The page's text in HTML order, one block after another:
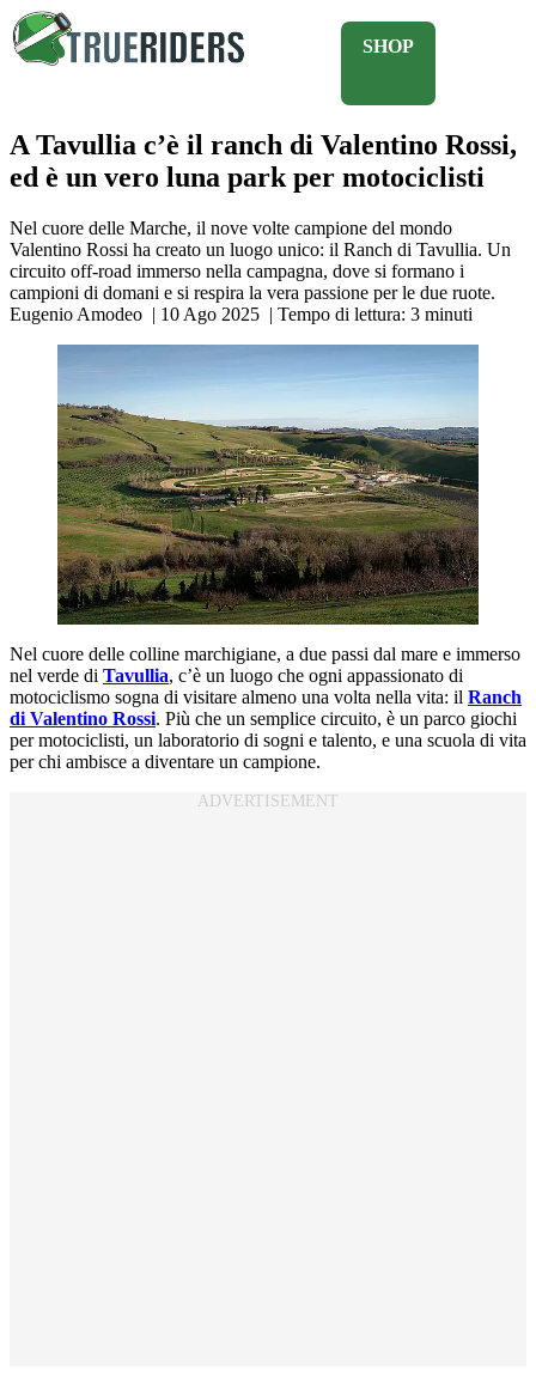
SHOP
A Tavullia c’è il ranch di Valentino Rossi,
ed è un vero luna park per motociclisti
Nel cuore delle Marche, il nove volte campione del mondo
Valentino Rossi ha creato un luogo unico: il Ranch di Tavullia. Un
circuito off-road immerso nella campagna, dove si formano i
campioni di domani e si respira la vera passione per le due ruote.
Eugenio Amodeo | 10 Ago 2025 | Tempo di lettura: 3 minuti
Nel cuore delle colline marchigiane, a due passi dal mare e immerso
nel verde di Tavullia, c’è un luogo che ogni appassionato di
motociclismo sogna di visitare almeno una volta nella vita: il Ranch
di Valentino Rossi. Più che un semplice circuito, è un parco giochi
per motociclisti, un laboratorio di sogni e talento, e una scuola di vita
per chi ambisce a diventare un campione.